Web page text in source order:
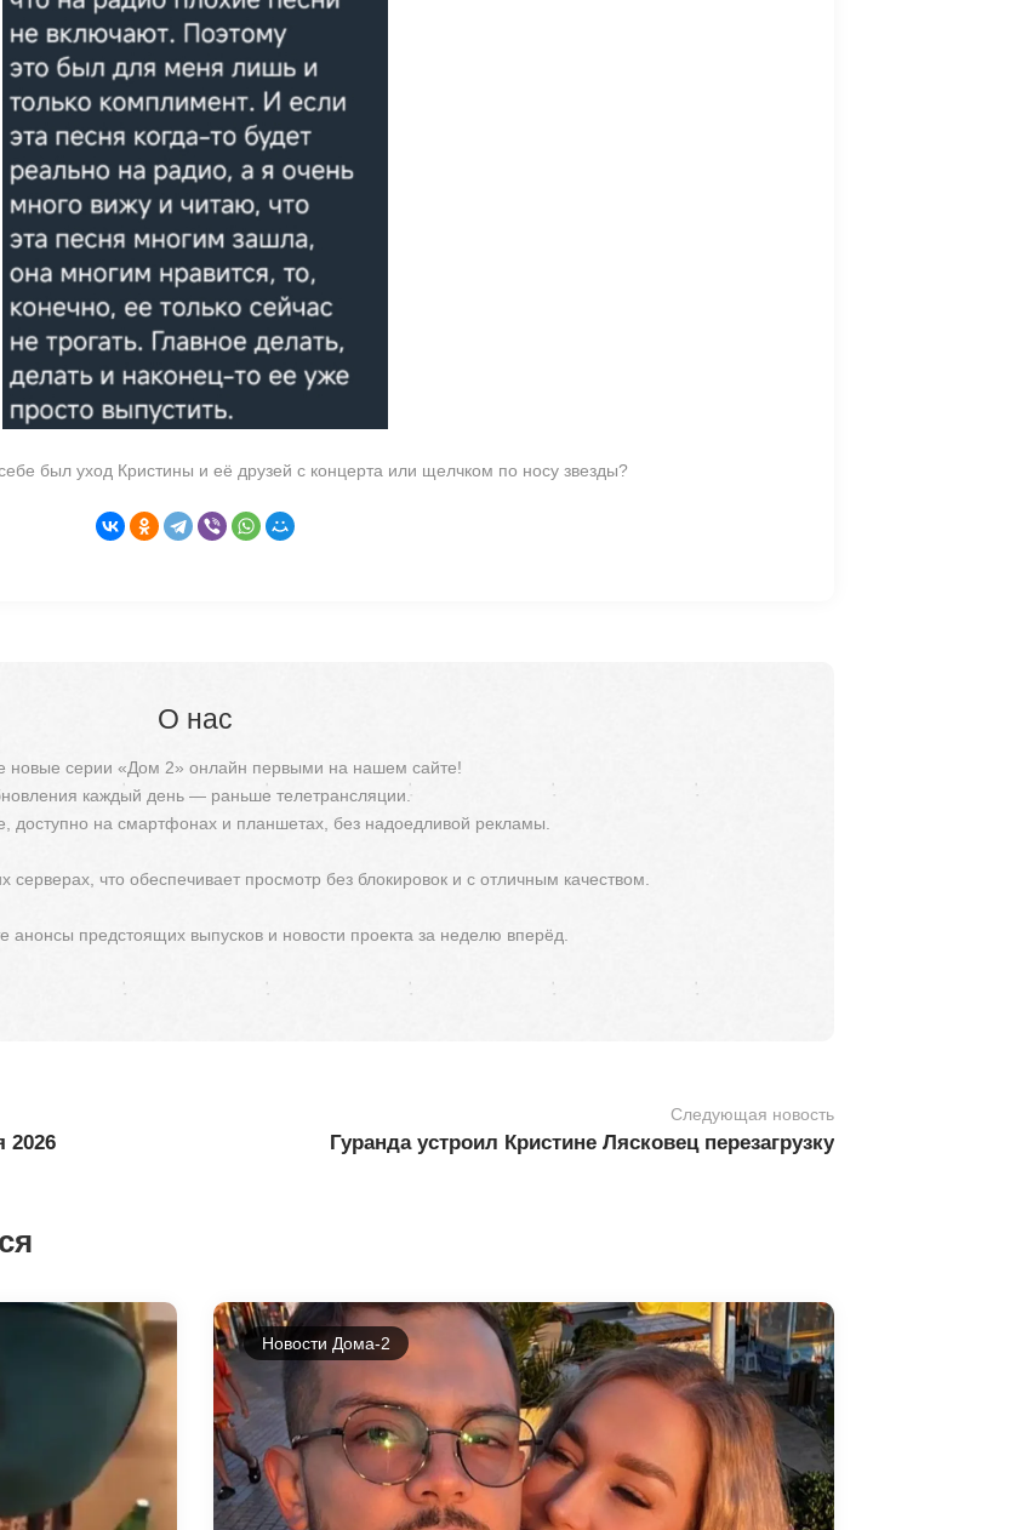
был уход Кристины и её друзей с концерта или щелчком по носу звезды?
О нас
новые серии «Дом 2» онлайн первыми на нашем сайте!
каждый день — раньше телетрансляции.
доступно на смартфонах и планшетах, без надоедливой рекламы.
что обеспечивает просмотр без блокировок и с отличным качеством.
анонсы предстоящих выпусков и новости проекта за неделю вперёд.
2026
Следующая новость
Гуранда устроил Кристине Лясковец перезагрузку
Новости Дома-2